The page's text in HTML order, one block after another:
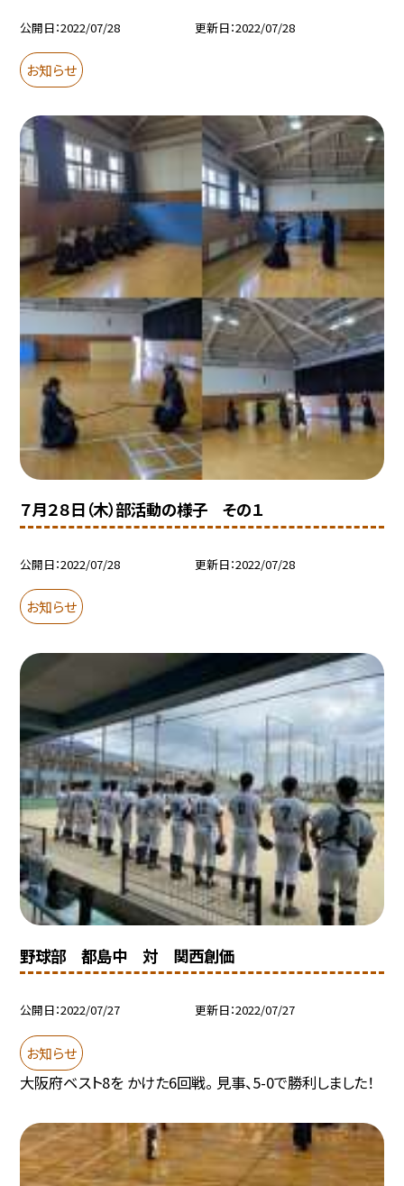
公開日 2022/07/28 更新日 2022/07/28
お知らせ
７月２８日（木）部活動の様子 その１
公開日 2022/07/28 更新日 2022/07/28
お知らせ
野球部 都島中 対 関西創価
公開日 2022/07/27 更新日 2022/07/27
お知らせ
大阪府ベスト8を かけた6回戦。 見事、5-0で勝利しました！